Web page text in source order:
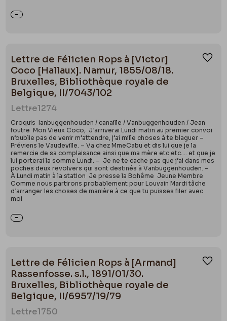
Lettre de Félicien Rops à [Victor]
Coco [Hallaux]. Namur, 1855/08/18.
Bruxelles, Bibliothèque royale de
Belgique, II/7043/102
Lettre1274
Croquis Ianbuggenhouden / canaille / Vanbuggenhouden / Jean
foutre Mon Vieux Coco, J’arriverai Lundi matin au premier convoi
n’oublie pas de venir m’attendre, j’ai mille choses à te blaguer –
Préviens le Vaudeville. – Va chez MmeCabu et dis lui que je la
remercie de sa complaisance ainsi que ma mère etc etc.... et que je
lui porterai la somme Lundi. – Je ne te cache pas que j’ai dans mes
poches deux revolvers qui sont destinés à Vanbuggenhouden. –
À Lundi matin à la station Je presse la Bohême Jeune Membre
Comme nous partirons probablement pour Louvain Mardi tâche
d’arranger les choses de manière à ce que tu puisses filer avec
moi
Lettre de Félicien Rops à [Armand]
Rassenfosse. s.l., 1891/01/30.
Bruxelles, Bibliothèque royale de
Belgique, II/6957/19/79
Lettre1750